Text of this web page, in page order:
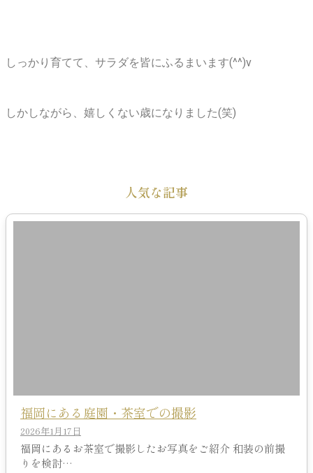
しっかり育てて、サラダを皆にふるまいます(^^)v
しかしながら、嬉しくない歳になりました(笑)
人気な記事
福岡にある庭園・茶室での撮影
2026年1月17日
福岡にあるお茶室で撮影したお写真をご紹介 和装の前撮
りを検討…